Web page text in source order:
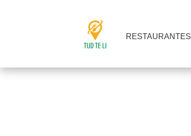
RESTAURANTES